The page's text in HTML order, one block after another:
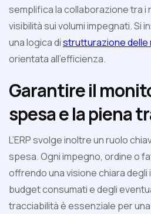
semplifica la collaborazione tra i
visibilità sui volumi impegnati. Si
una logica distrutturazione delle
orientata all’efficienza.
Garantire il
spesa e la piena
L’ERP svolge inoltre un ruolo
spesa. Ogni impegno, ordine o
offrendo una visione chiara degli
budget consumati e degli
tracciabilità è essenziale per